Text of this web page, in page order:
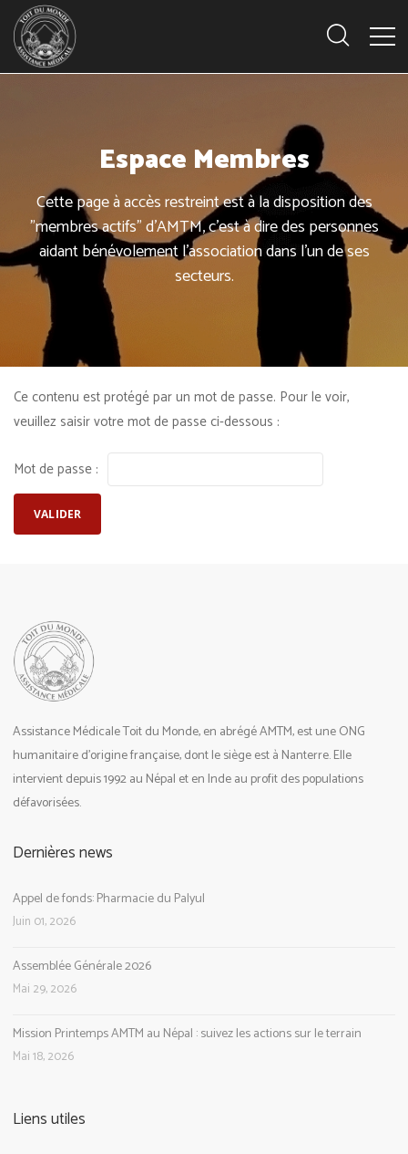
Espace Membres
Cette page à accès restreint est à la disposition des
"membres actifs" d'AMTM, c'est à dire des personnes
aidant bénévolement l'association dans l'un de ses
secteurs.
Ce contenu est protégé par un mot de passe. Pour le voir,
veuillez saisir votre mot de passe ci-dessous :
Mot de passe :
Assistance Médicale Toit du Monde, en abrégé AMTM, est une ONG
humanitaire d’origine française, dont le siège est à Nanterre. Elle
intervient depuis 1992 au Népal et en Inde au profit des populations
défavorisées.
Dernières news
Appel de fonds: Pharmacie du Palyul
Juin 01, 2026
Assemblée Générale 2026
Mai 29, 2026
Mission Printemps AMTM au Népal : suivez les actions sur le terrain
Mai 18, 2026
Liens utiles